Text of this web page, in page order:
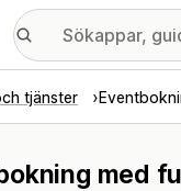
tjänster
med